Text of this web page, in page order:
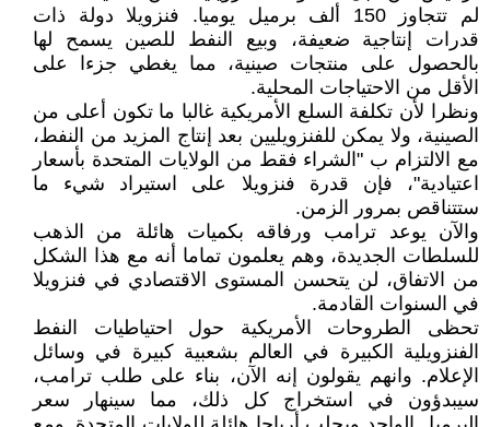
لم تتجاوز 150 ألف برميل يوميا. فنزويلا دولة ذات
قدرات إنتاجية ضعيفة، وبيع النفط للصين يسمح لها
بالحصول على منتجات صينية، مما يغطي جزءا على
الأقل من الاحتياجات المحلية.
ونظرا لأن تكلفة السلع الأمريكية غالبا ما تكون أعلى من
الصينية، ولا يمكن للفنزويليين بعد إنتاج المزيد من النفط،
مع الالتزام ب "الشراء فقط من الولايات المتحدة بأسعار
اعتيادية"، فإن قدرة فنزويلا على استيراد شيء ما
ستتناقص بمرور الزمن.
والآن يوعد ترامب ورفاقه بكميات هائلة من الذهب
للسلطات الجديدة، وهم يعلمون تماما أنه مع هذا الشكل
من الاتفاق، لن يتحسن المستوى الاقتصادي في فنزويلا
في السنوات القادمة.
تحظى الطروحات الأمريكية حول احتياطيات النفط
الفنزويلية الكبيرة في العالم بشعبية كبيرة في وسائل
الإعلام. وانهم يقولون إنه الآن، بناء على طلب ترامب،
سيبدؤون في استخراج كل ذلك، مما سينهار سعر